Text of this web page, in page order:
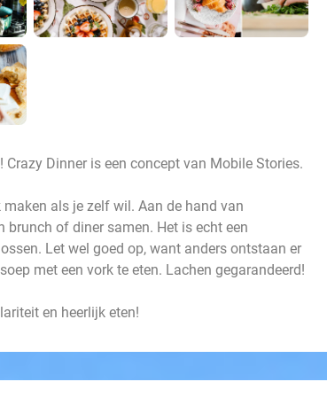
Dinner is een concept van Mobile Stories.
als je zelf wil. Aan de hand van
of diner samen. Het is echt een
Let wel goed op, want anders ontstaan er
met een vork te eten. Lachen gegarandeerd!
en heerlijk eten!